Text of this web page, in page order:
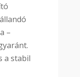
–
a stabil